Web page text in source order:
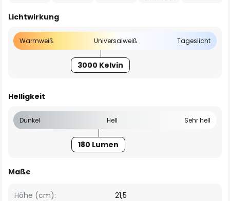
Lichtwirkung
Warmweiß Universalweiß Tageslicht
3000 Kelvin
Helligkeit
Dunkel Hell Sehr hell
180 Lumen
Maße
Höhe (cm):
21,5